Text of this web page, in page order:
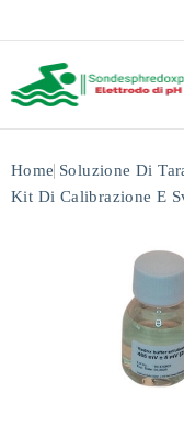
Home Soluzione Di
Kit Di Calibrazione E